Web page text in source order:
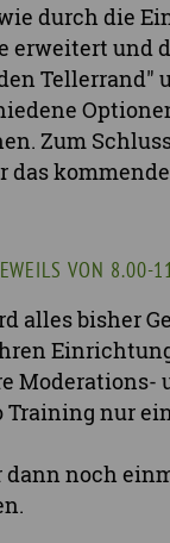
durch die
und
Zum
VON 8.00-
alles bisher
nur
noch